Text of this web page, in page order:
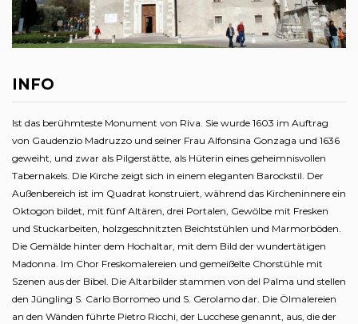
INFO
Ist das berühmteste Monument von Riva. Sie wurde 1603 im Auftrag
von Gaudenzio Madruzzo und seiner Frau Alfonsina Gonzaga und 1636
geweiht, und zwar als Pilgerstätte, als Hüterin eines geheimnisvollen
Tabernakels. Die Kirche zeigt sich in einem eleganten Barockstil. Der
Außenbereich ist im Quadrat konstruiert, während das Kircheninnere ein
Oktogon bildet, mit fünf Altären, drei Portalen, Gewölbe mit Fresken
und Stuckarbeiten, holzgeschnitzten Beichtstühlen und Marmorböden.
Die Gemälde hinter dem Hochaltar, mit dem Bild der wundertätigen
Madonna. Im Chor Freskomalereien und gemeißelte Chorstühle mit
Szenen aus der Bibel. Die Altarbilder stammen von del Palma und stellen
den Jüngling S. Carlo Borromeo und S. Gerolamo dar. Die Ölmalereien
an den Wänden führte Pietro Ricchi, der Lucchese genannt, aus, die der